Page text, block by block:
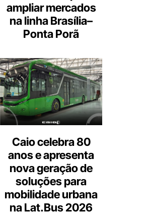
ampliar mercados
na linha Brasília–
Ponta Porã
Caio celebra 80
anos e apresenta
nova geração de
soluções para
mobilidade urbana
na Lat.Bus 2026